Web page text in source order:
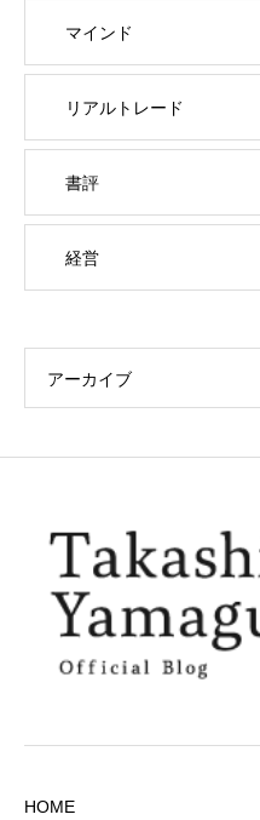
マインド
リアルトレード
書評
経営
アーカイブ
HOME